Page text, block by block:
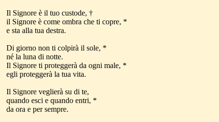
Il Signore è il tuo custode, †
il Signore è come ombra che ti copre, *
e sta alla tua destra.
Di giorno non ti colpirà il sole, *
né la luna di notte.
Il Signore ti proteggerà da ogni male, *
egli proteggerà la tua vita.
Il Signore veglierà su di te,
quando esci e quando entri, *
da ora e per sempre.